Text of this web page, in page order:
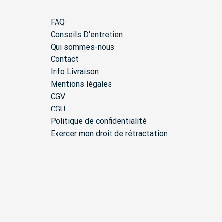
FAQ
Conseils D'entretien
Qui sommes-nous
Contact
Info Livraison
Mentions légales
CGV
CGU
Politique de confidentialité
Exercer mon droit de rétractation